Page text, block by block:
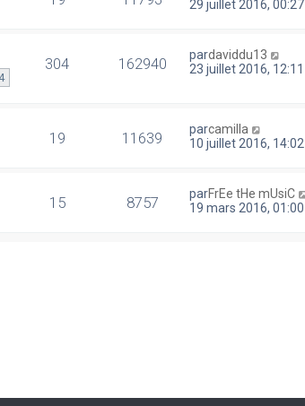
29 juillet 2016, 00:27
4
304 162940 pardaviddu13
23 juillet 2016, 12:11
19 11639 parcamilla
10 juillet 2016, 14:02
15 8757 parFrEe tHe mUsiC
19 mars 2016, 01:00